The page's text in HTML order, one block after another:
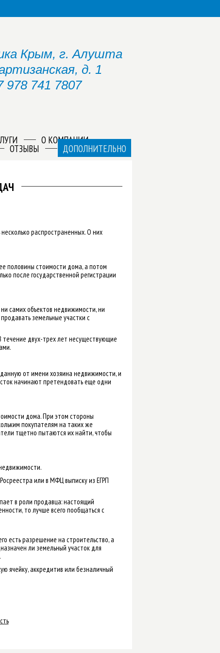
Крым, г. Алушта
д. 1
978 741 7807
О КОМПАНИИ
ОТЗЫВЫ ДОПОЛНИТЕЛЬНО
распространенных. О них
половины стоимости дома, а потом
после государственной регистрации
самих объектов недвижимости, ни
земельные участки с
двух-трех лет несуществующие
от имени хозяина недвижимости, и
начинают претендовать еще одни
дома. При этом стороны
покупателям на таких же
тщетно пытаются их найти, чтобы
или в МФЦ выписку из ЕГРП
в роли продавца: настоящий
то лучше всего пообщаться с
есть разрешение на строительство, а
ли земельный участок для
ячейку, аккредитив или безналичный